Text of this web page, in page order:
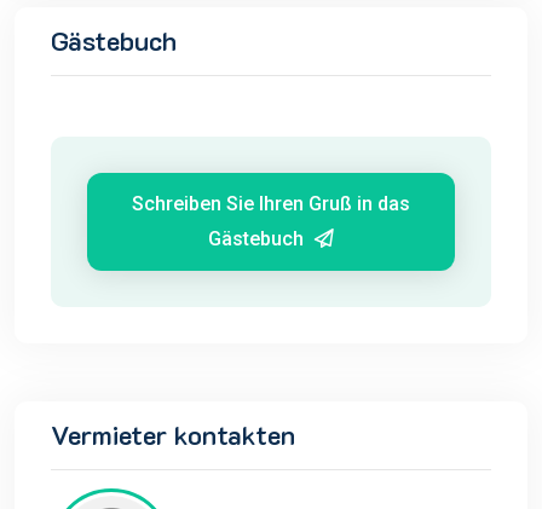
Gästebuch
Schreiben Sie Ihren Gruß in das
Gästebuch
Vermieter kontakten